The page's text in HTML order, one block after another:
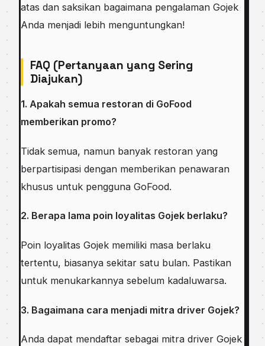
atas dan saksikan bagaimana pengalaman Gojek
Anda menjadi lebih menguntungkan!
FAQ (Pertanyaan yang Sering
Diajukan)
1. Apakah semua restoran di GoFood
memberikan promo?
Tidak semua, namun banyak restoran yang
berpartisipasi dengan memberikan penawaran
khusus untuk pengguna GoFood.
2. Berapa lama poin loyalitas Gojek berlaku?
Poin loyalitas Gojek memiliki masa berlaku
tertentu, biasanya sekitar satu bulan. Pastikan
untuk menukarkannya sebelum kadaluwarsa.
3. Bagaimana cara menjadi mitra driver Gojek?
Anda dapat mendaftar sebagai mitra driver Gojek